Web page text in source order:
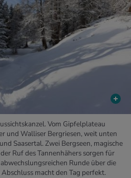
Vom Gipfelplateau
und Walliser Bergriesen, weit unten
Saasertal. Zwei Bergseen, magische
Ruf des Tannenhähers sorgen für
Runde über die
macht den Tag perfekt.